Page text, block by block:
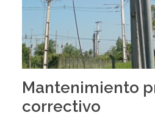
Mantenimiento
correctivo